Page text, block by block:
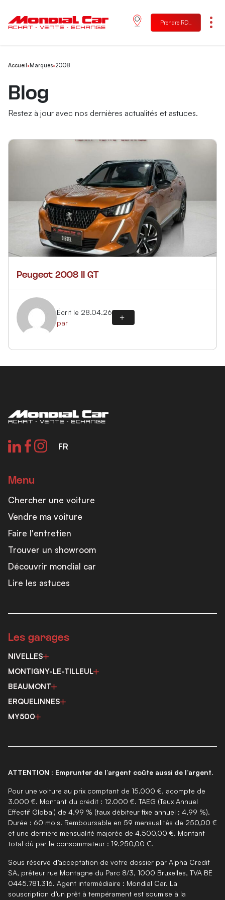
Prendre RDV
Menu
Accueil • Marques•2008
Blog
Restez à jour avec nos dernières actualités et astuces.
Peugeot 2008 II GT
Écrit le 28.04.26
par
FR
Menu
Chercher une voiture
Vendre ma voiture
Faire l'entretien
Trouver un showroom
Découvrir mondial car
Lire les astuces
Les garages
NIVELLES
MONTIGNY-LE-TILLEUL
BEAUMONT
ERQUELINNES
MY500
ATTENTION : Emprunter de l’argent coûte aussi de l’argent.
Pour une voiture au prix comptant de 15.000 €, acompte de
3.000 €. Montant du crédit : 12.000 €. TAEG (Taux Annuel
Effectif Global) de 4,99 % (taux débiteur fixe annuel : 4,99 %).
Durée : 60 mois. Remboursable en 59 mensualités de 250,00 €
et une dernière mensualité majorée de 4.500,00 €. Montant
total dû par le consommateur : 19.250,00 €.
Sous réserve d’acceptation de votre dossier par Alpha Credit
SA, prêteur rue Montagne du Parc 8/3, 1000 Bruxelles, TVA BE
0445.781.316. Agent intermédiaire : Mondial Car. La
souscription d’un prêt à tempérament est soumise à la